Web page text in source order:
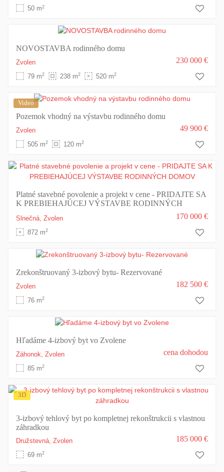
50 m2
NOVOSTAVBA rodinného domu
Zvolen
79 m2 238 m2 520 m2
230 000 €
Video
Pozemok vhodný na výstavbu rodinného domu
Zvolen
505 m2 120 m2
49 900 €
Platné stavebné povolenie a projekt v cene - PRIDAJTE SA
K PREBIEHAJÚCEJ VÝSTAVBE RODINNÝCH
Slnečná, Zvolen
872 m2
170 000 €
Zrekonštruovaný 3-izbový bytu- Rezervované
Zvolen
76 m2
182 500 €
Hľadáme 4-izbový byt vo Zvolene
Záhonok, Zvolen
85 m2
cena dohodou
3D
3-izbový tehlový byt po kompletnej rekonštrukcii s vlastnou
záhradkou
Družstevná, Zvolen
69 m2
185 000 €